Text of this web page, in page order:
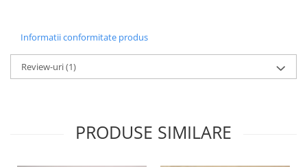
Informatii conformitate produs
Review-uri(1)
PRODUSE SIMILARE